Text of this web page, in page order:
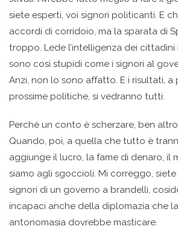
siete esperti, voi signori politicanti. E
accordi di corridoio, ma la sparata di
troppo. Lede l’intelligenza dei cittadini
sono così stupidi come i signori al
Anzi, non lo sono affatto. E i risultati, a
prossime politiche, si vedranno tutti.
Perché un conto è scherzare, ben
Quando, poi, a quella che tutto è
aggiunge il lucro, la fame di denaro, il
siamo agli sgoccioli. Mi correggo,
signori di un governo a brandelli,
incapaci anche della diplomazia che
antonomasia dovrebbe masticare.